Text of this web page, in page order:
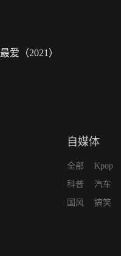
最爱（2021）
自媒体
全部
科普
国风
Kpop
汽车
搞笑